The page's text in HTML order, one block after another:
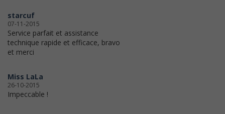
starcuf
07-11-2015
Service parfait et assistance
technique rapide et efficace, bravo
et merci
Miss LaLa
26-10-2015
Impeccable !